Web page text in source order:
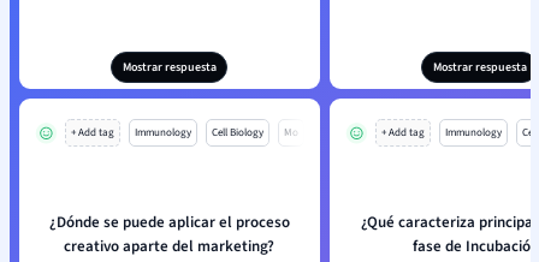
Mostrar respuesta Mostrar respuesta
+ Add tag Immunology Cell Biology Mo
¿Dónde se puede aplicar el proceso
creativo aparte del marketing?
+ Add tag Immunology
¿Qué caracteriza
fase de